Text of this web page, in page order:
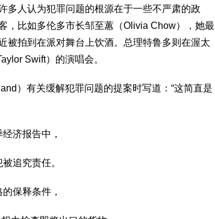
多人认为犯罪问题的根源在于一些不严肃的政
，比如多伦多市长邹至蕙（Olivia Chow），她最
被拍到在派对舞台上饮酒。总理特鲁多则在渥太
Swift）的演唱会。
）有关缓解犯罪问题的提案时写道：“这简直是
济报告中，
追究责任。
保释条件，